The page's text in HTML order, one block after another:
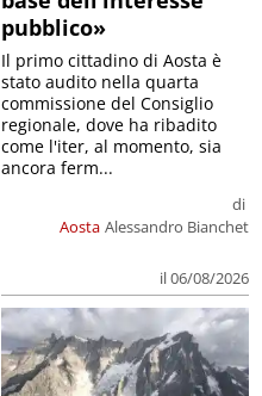
pubblico»
Aosta
di
Alessandro Bianchet
il 06/08/2026
Il primo cittadino di Aosta è
stato audito nella quarta
commissione del Consiglio
regionale, dove ha ribadito
come l'iter, al momento, sia
ancora ferm...